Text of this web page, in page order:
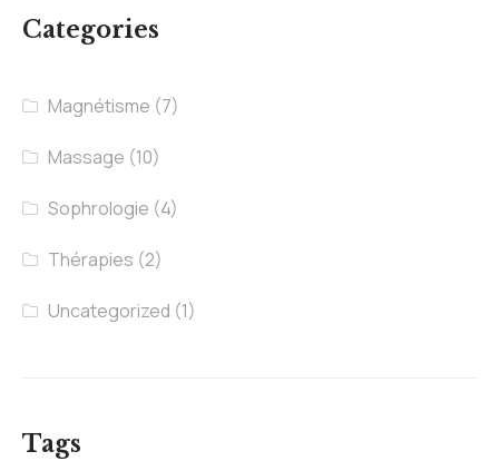
Categories
Magnétisme (7)
Massage (10)
Sophrologie (4)
Thérapies (2)
Uncategorized (1)
Tags